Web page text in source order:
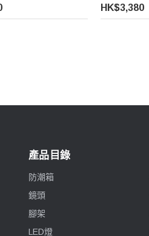
HK$3,380
產品目錄
防潮箱
鏡頭
腳架
LED燈